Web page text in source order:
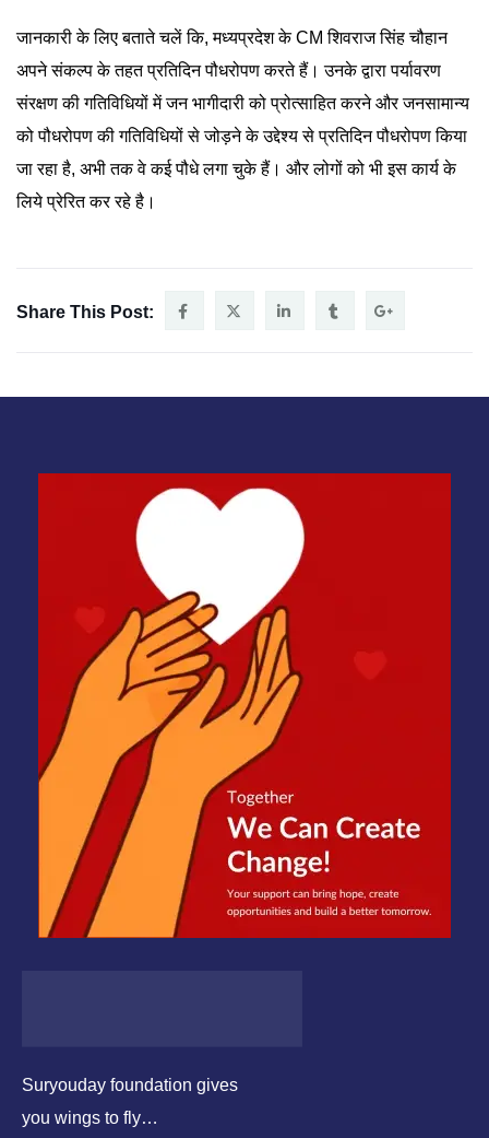
जानकारी के लिए बताते चलें कि, मध्यप्रदेश के CM शिवराज सिंह चौहान
अपने संकल्प के तहत प्रतिदिन पौधरोपण करते हैं। उनके द्वारा पर्यावरण
संरक्षण की गतिविधियों में जन भागीदारी को प्रोत्साहित करने और जनसामान्य
को पौधरोपण की गतिविधियों से जोड़ने के उद्देश्य से प्रतिदिन पौधरोपण किया
जा रहा है, अभी तक वे कई पौधे लगा चुके हैं। और लोगों को भी इस कार्य के
लिये प्रेरित कर रहे है।
Share This Post:
Suryouday foundation gives
you wings to fly…